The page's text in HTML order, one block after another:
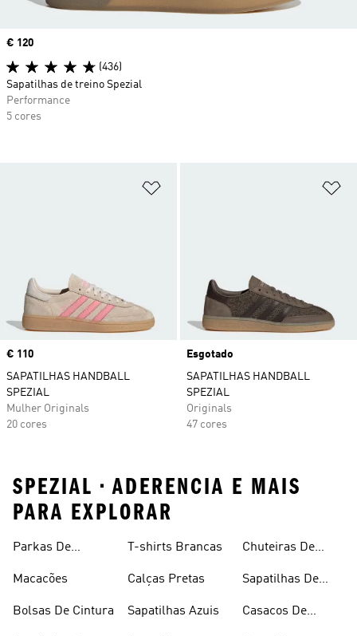
Price
€ 110
SAPATILHAS HANDBALL
SPEZIAL
Mulher Originals
20 cores
Esgotado
SAPATILHAS HANDBALL
SPEZIAL
Originals
47 cores
Price
€ 120
(436)
Sapatilhas de treino Spezial
Performance
5 cores
SPEZIAL • ADERENCIA E MAIS
PARA EXPLORAR
Parkas De
Macacões
Bolsas De Cintura
T-shirts Brancas
Calças Pretas
Sapatilhas Azuis
Chuteiras De
Sapatilhas De
Casacos De